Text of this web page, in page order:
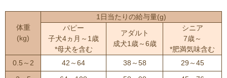
体重
(kg)
1日当たりの給与量(g)
パピー
子犬4ヵ月～1歳
*母犬を含む
アダルト
成犬1歳～6歳
シニア
7歳～
*肥満気味含む
0.5～2
42～64 38～58
29～45